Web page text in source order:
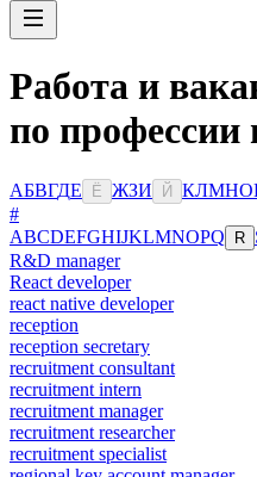
Работа и
по профессии
АБВГДЕ Ё ЖЗИ Й КЛМНО
#
ABCDEFGHIJKLMNOPQ R
R&D manager
React developer
react native developer
reception
reception secretary
recruitment consultant
recruitment intern
recruitment manager
recruitment researcher
recruitment specialist